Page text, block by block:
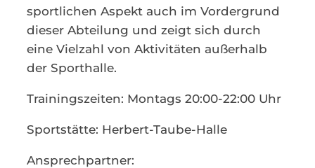
sportlichen Aspekt auch im Vordergrund
dieser Abteilung und zeigt sich durch
eine Vielzahl von Aktivitäten außerhalb
der Sporthalle.
Trainingszeiten: Montags 20:00-22:00 Uhr
Sportstätte: Herbert-Taube-Halle
Ansprechpartner: